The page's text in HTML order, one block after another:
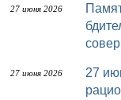
27 июня 2026
Памятка населению о повышении
27 июня 2026
27 июня – День изобретателя и